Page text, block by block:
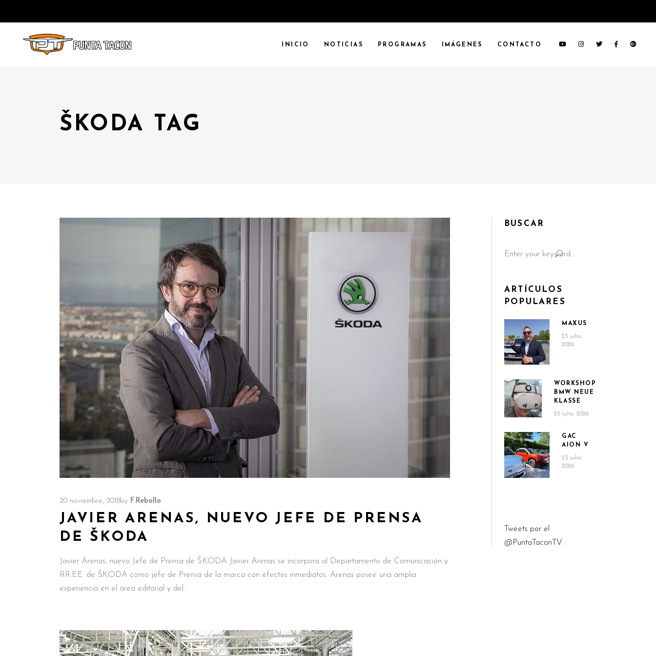
INICIO NOTICIAS PROGRAMAS IMÁGENES CONTACTO
ŠKODA TAG
20 noviembre, 2018by F.Rebollo
JAVIER ARENAS, NUEVO JEFE DE PRENSA
DE ŠKODA
Javier Arenas, nuevo Jefe de Prensa de ŠKODA Javier Arenas se incorpora al Departamento de Comunicación y
RR.EE. de ŠKODA como jefe de Prensa de la marca con efectos inmediatos. Arenas posee una amplia
experiencia en el área editorial y del
BUSCAR
for:
ARTÍCULOS
POPULARES
MAXUS
23 julio,
2026
WORKSHOP
BMW NEUE
KLASSE
23 julio, 2026
GAC
AION V
23 julio,
2026
Tweets por el
@PuntaTaconTV.